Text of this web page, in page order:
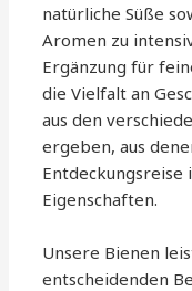
natürliche Süße
Aromen zu
Ergänzung für
die Vielfalt an
aus den
ergeben, aus
Eigenschaften.
Unsere Bienen
entscheidenden